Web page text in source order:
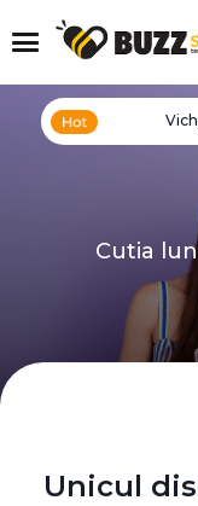
Cutia
Unicul